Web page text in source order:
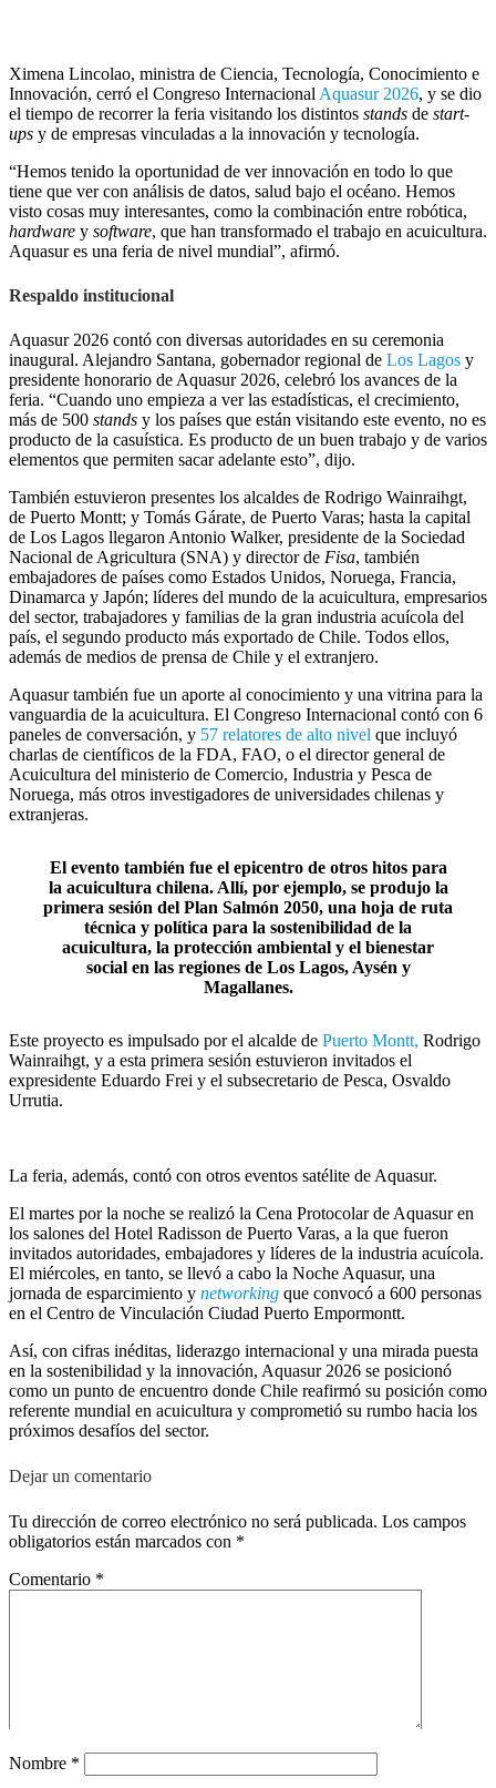
Ximena Lincolao, ministra de Ciencia, Tecnología, Conocimiento e
Innovación, cerró el Congreso Internacional Aquasur 2026, y se dio
el tiempo de recorrer la feria visitando los distintos stands de start-
ups y de empresas vinculadas a la innovación y tecnología.
“Hemos tenido la oportunidad de ver innovación en todo lo que
tiene que ver con análisis de datos, salud bajo el océano. Hemos
visto cosas muy interesantes, como la combinación entre robótica,
hardware y software, que han transformado el trabajo en acuicultura.
Aquasur es una feria de nivel mundial”, afirmó.
Respaldo institucional
Aquasur 2026 contó con diversas autoridades en su ceremonia
inaugural. Alejandro Santana, gobernador regional de Los Lagos y
presidente honorario de Aquasur 2026, celebró los avances de la
feria. “Cuando uno empieza a ver las estadísticas, el crecimiento,
más de 500 stands y los países que están visitando este evento, no es
producto de la casuística. Es producto de un buen trabajo y de varios
elementos que permiten sacar adelante esto”, dijo.
También estuvieron presentes los alcaldes de Rodrigo Wainraihgt,
de Puerto Montt; y Tomás Gárate, de Puerto Varas; hasta la capital
de Los Lagos llegaron Antonio Walker, presidente de la Sociedad
Nacional de Agricultura (SNA) y director de Fisa, también
embajadores de países como Estados Unidos, Noruega, Francia,
Dinamarca y Japón; líderes del mundo de la acuicultura, empresarios
del sector, trabajadores y familias de la gran industria acuícola del
país, el segundo producto más exportado de Chile. Todos ellos,
además de medios de prensa de Chile y el extranjero.
Aquasur también fue un aporte al conocimiento y una vitrina para la
vanguardia de la acuicultura. El Congreso Internacional contó con 6
paneles de conversación, y 57 relatores de alto nivel que incluyó
charlas de científicos de la FDA, FAO, o el director general de
Acuicultura del ministerio de Comercio, Industria y Pesca de
Noruega, más otros investigadores de universidades chilenas y
extranjeras.
El evento también fue el epicentro de otros hitos para
la acuicultura chilena. Allí, por ejemplo, se produjo la
primera sesión del Plan Salmón 2050, una hoja de ruta
técnica y política para la sostenibilidad de la
acuicultura, la protección ambiental y el bienestar
social en las regiones de Los Lagos, Aysén y
Magallanes.
Este proyecto es impulsado por el alcalde de Puerto Montt, Rodrigo
Wainraihgt, y a esta primera sesión estuvieron invitados el
expresidente Eduardo Frei y el subsecretario de Pesca, Osvaldo
Urrutia.
La feria, además, contó con otros eventos satélite de Aquasur.
El martes por la noche se realizó la Cena Protocolar de Aquasur en
los salones del Hotel Radisson de Puerto Varas, a la que fueron
invitados autoridades, embajadores y líderes de la industria acuícola.
El miércoles, en tanto, se llevó a cabo la Noche Aquasur, una
jornada de esparcimiento y networking que convocó a 600 personas
en el Centro de Vinculación Ciudad Puerto Empormontt.
Así, con cifras inéditas, liderazgo internacional y una mirada puesta
en la sostenibilidad y la innovación, Aquasur 2026 se posicionó
como un punto de encuentro donde Chile reafirmó su posición como
referente mundial en acuicultura y comprometió su rumbo hacia los
próximos desafíos del sector.
Dejar un comentario
Tu dirección de correo electrónico no será publicada. Los campos
obligatorios están marcados con *
Comentario *
Nombre *